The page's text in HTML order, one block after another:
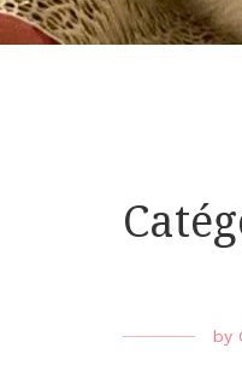
by